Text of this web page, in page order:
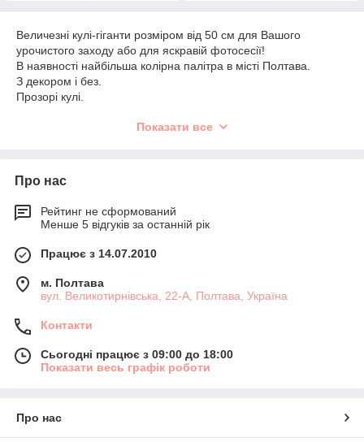
Величезні кулі-гіганти розміром від 50 см для Вашого
урочистого заходу або для яскравій фотосесії!
В наявності найбільша колірна палітра в місті Полтава.
З декором і без.
Прозорі кулі.
+380951684408
уполтава #шарикинавеликотырновской
#kuzmicheva_decor #kulka_z_percem
Показати все
Про нас
Рейтинг не сформований
Менше 5 відгуків за останній рік
Працює з 14.07.2010
м. Полтава
вул. Великотирнівська, 22-А, Полтава, Україна
Контакти
Сьогодні працює з 09:00 до 18:00
Показати весь графік роботи
Про нас